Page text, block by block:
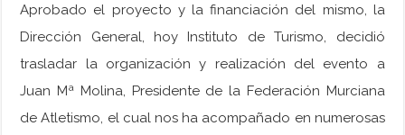
Aprobado el proyecto y la financiación del mismo, la
Dirección General, hoy Instituto de Turismo, decidió
trasladar la organización y realización del evento a
Juan Mª Molina, Presidente de la Federación Murciana
de Atletismo, el cual nos ha acompañado en numerosas